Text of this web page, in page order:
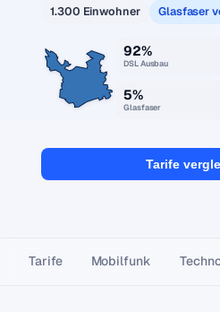
1.300 Einwohner
Glasfaser
92%
DSL Ausbau
5%
Glasfaser
Tarife
Tarife Mobilfunk